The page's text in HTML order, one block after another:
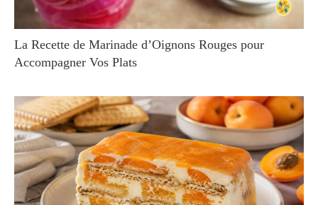
La Recette de Marinade d’Oignons Rouges pour
Accompagner Vos Plats